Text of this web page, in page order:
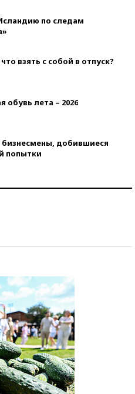
по следам
взять с собой в отпуск?
обувь лета – 2026
бизнесмены, добившиеся
попытки